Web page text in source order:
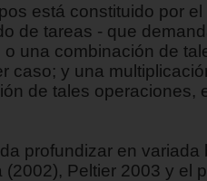
está constituido por
de tareas - que
una combinación de
caso; y una
de tales operaciones,
profundizar en variada
Peltier 2003 y el